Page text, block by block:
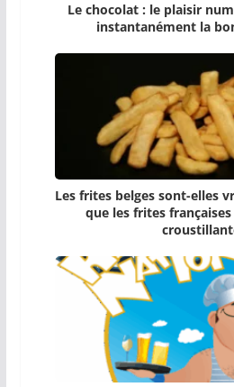
Le chocolat : le plaisir
instantanément la
Les frites belges sont-elles
que les frites